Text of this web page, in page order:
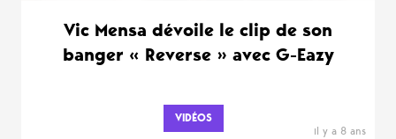
Vic Mensa dévoile le clip de son
banger « Reverse » avec G-Eazy
VIDÉOS
il y a 8 ans